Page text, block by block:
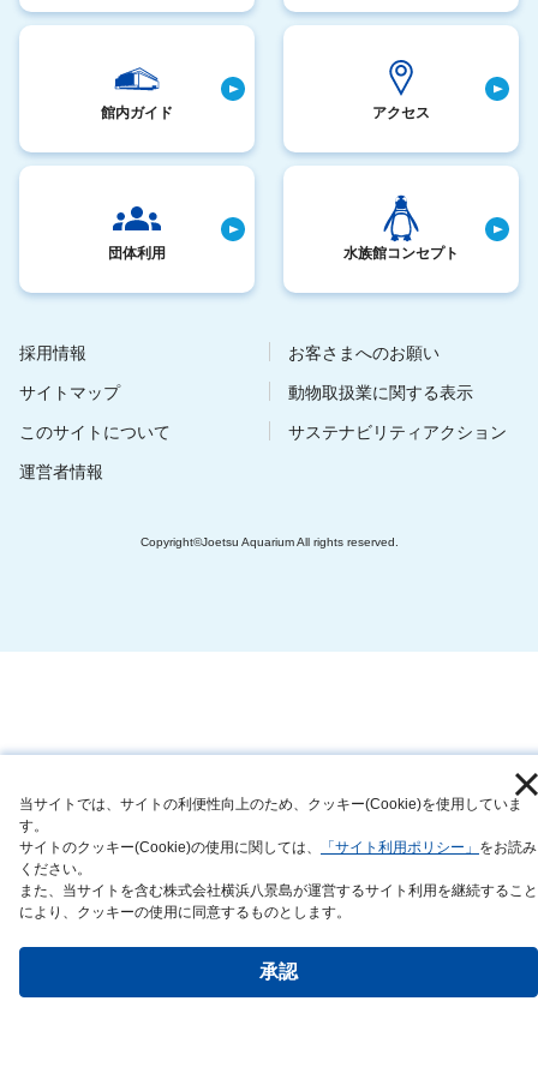
当サイトでは、サイトの利便性向上のため、クッキー(Cookie)を使用していま
す。
サイトのクッキー(Cookie)の使用に関しては、
「サイト利用ポリシー」 をお読み
ください。
また、当サイトを含む株式会社横浜八景島が運営するサイト利用を継続すること
により、クッキーの使用に同意するものとします。
承認
館内ガイド アクセス
団体利用 水族館コンセプト
採用情報 お客さまへのお願い
サイトマップ 動物取扱業に関する表示
このサイトについて サステナビリティアクション
運営者情報
Copyright©Joetsu Aquarium All rights reserved.